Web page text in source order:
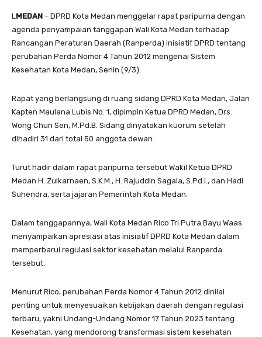
LMEDAN – DPRD Kota Medan menggelar rapat paripurna dengan
agenda penyampaian tanggapan Wali Kota Medan terhadap
Rancangan Peraturan Daerah (Ranperda) inisiatif DPRD tentang
perubahan Perda Nomor 4 Tahun 2012 mengenai Sistem
Kesehatan Kota Medan, Senin (9/3).
Rapat yang berlangsung di ruang sidang DPRD Kota Medan, Jalan
Kapten Maulana Lubis No. 1, dipimpin Ketua DPRD Medan, Drs.
Wong Chun Sen, M.Pd.B. Sidang dinyatakan kuorum setelah
dihadiri 31 dari total 50 anggota dewan.
Turut hadir dalam rapat paripurna tersebut Wakil Ketua DPRD
Medan H. Zulkarnaen, S.K.M., H. Rajuddin Sagala, S.Pd.I., dan Hadi
Suhendra, serta jajaran Pemerintah Kota Medan.
Dalam tanggapannya, Wali Kota Medan Rico Tri Putra Bayu Waas
menyampaikan apresiasi atas inisiatif DPRD Kota Medan dalam
memperbarui regulasi sektor kesehatan melalui Ranperda
tersebut.
Menurut Rico, perubahan Perda Nomor 4 Tahun 2012 dinilai
penting untuk menyesuaikan kebijakan daerah dengan regulasi
terbaru, yakni Undang-Undang Nomor 17 Tahun 2023 tentang
Kesehatan, yang mendorong transformasi sistem kesehatan